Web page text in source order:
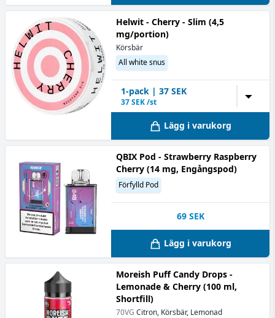
Helwit - Cherry - Slim (4,5
mg/portion)
Körsbär
All white snus
1-pack | 37 SEK
37SEK /st
▼
Lägg i varukorg
QBIX Pod - Strawberry Raspberry
Cherry (14 mg, Engångspod)
Förfylld Pod
69 SEK
Lägg i varukorg
Moreish Puff Candy Drops -
Lemonade & Cherry (100 ml,
Shortfill)
70VG Citron, Körsbär, Lemonad